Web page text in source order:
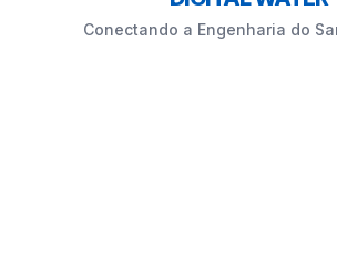
Conectando a Engenharia do